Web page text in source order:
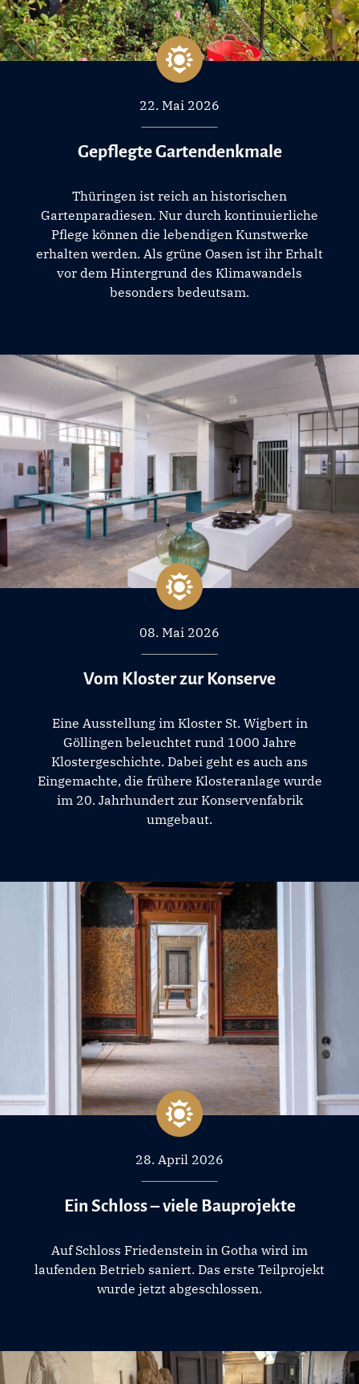
22. Mai 2026
Gepflegte Gartendenkmale
Thüringen ist reich an historischen
Gartenparadiesen. Nur durch kontinuierliche
Pflege können die lebendigen Kunstwerke
erhalten werden. Als grüne Oasen ist ihr Erhalt
vor dem Hintergrund des Klimawandels
besonders bedeutsam.
08. Mai 2026
Vom Kloster zur Konserve
Eine Ausstellung im Kloster St. Wigbert in
Göllingen beleuchtet rund 1000 Jahre
Klostergeschichte. Dabei geht es auch ans
Eingemachte, die frühere Klosteranlage wurde
im 20. Jahrhundert zur Konservenfabrik
umgebaut.
28. April 2026
Ein Schloss – viele Bauprojekte
Auf Schloss Friedenstein in Gotha wird im
laufenden Betrieb saniert. Das erste Teilprojekt
wurde jetzt abgeschlossen.